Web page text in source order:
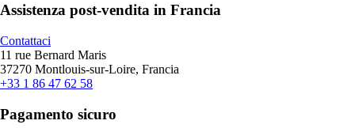
Assistenza post-vendita in Francia
Contattaci
11 rue Bernard Maris
37270 Montlouis-sur-Loire, Francia
+33 1 86 47 62 58
Pagamento sicuro